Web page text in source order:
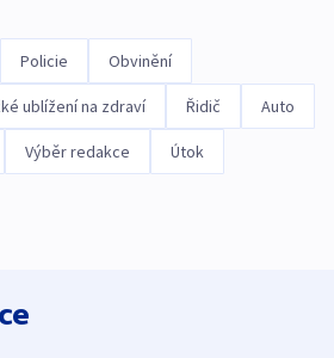
Policie Obvinění
ublížení na zdraví Řidič Auto
Výběr redakce Útok